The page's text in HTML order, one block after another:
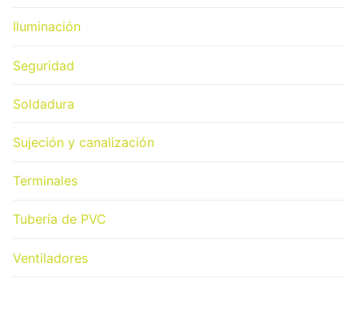
Iluminación
Seguridad
Soldadura
Sujeción y canalización
Terminales
Tubería de PVC
Ventiladores